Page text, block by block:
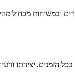
ובמשיחות מכחול
הזמנים. יצירתו